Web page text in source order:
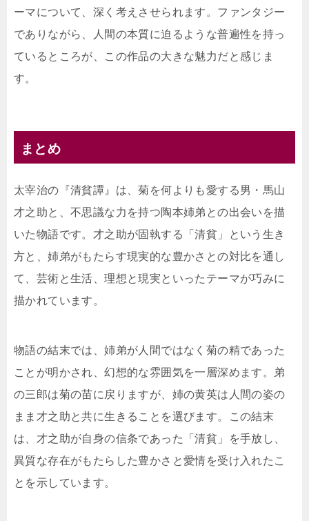
ーマについて、深く考えさせられます。ファンタジー
でありながら、人間の本質に迫るような普遍性を持っ
ているところが、この作品の大きな魅力だと感じま
す。
まとめ
太宰治の『清貧譚』は、菊を何よりも愛する男・馬山
才之助と、不思議な力を持つ陶本姉弟との出会いを描
いた物語です。才之助が固執する「清貧」という生き
方と、姉弟がもたらす現実的な豊かさとの対比を通し
て、芸術と生活、理想と現実といったテーマが巧みに
描かれています。
物語の結末では、姉弟が人間ではなく菊の精であった
ことが明かされ、幻想的な雰囲気を一層深めます。弟
の三郎は菊の苗に戻りますが、姉の黄英は人間の姿の
まま才之助と共に生きることを選びます。この結末
は、才之助が自身の信条であった「清貧」を手放し、
異質な存在がもたらした豊かさと愛情を受け入れたこ
とを示しています。